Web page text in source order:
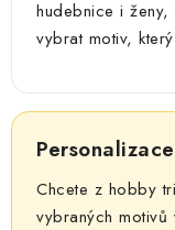
hudebnice i
vybrat motiv,
Chcete z hobby
vybraných